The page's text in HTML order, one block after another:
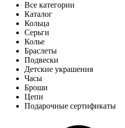
Все категории
Каталог
Кольца
Серьги
Колье
Браслеты
Подвески
Детские украшения
Часы
Броши
Цепи
Подарочные сертификаты